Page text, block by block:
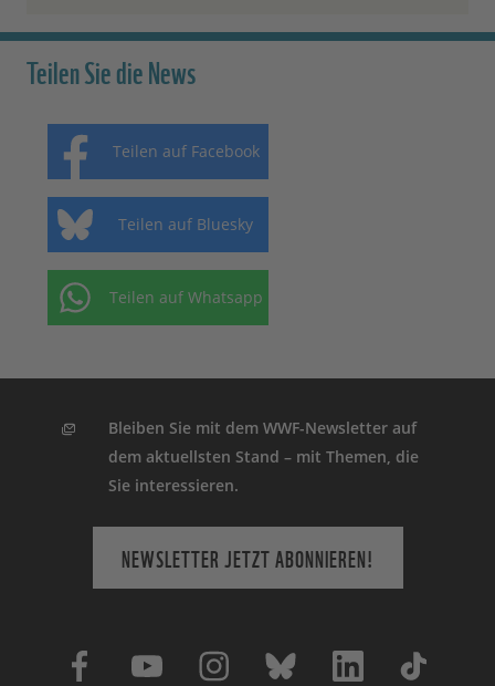
Teilen Sie die News
Teilen auf Facebook
Teilen auf Bluesky
Teilen auf Whatsapp
Bleiben Sie mit dem WWF-Newsletter auf
dem aktuellsten Stand – mit Themen, die
Sie interessieren.
NEWSLETTER JETZT ABONNIEREN!